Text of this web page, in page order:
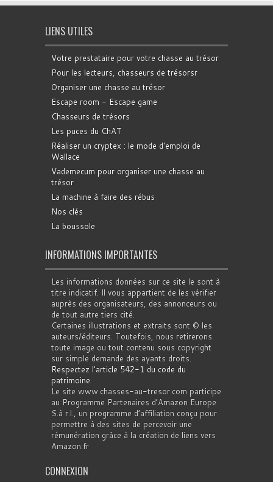
LIENS UTILES
Votre prestataire pour votre chasse au trésor
Pour les lecteurs, chasseurs de trésorsr
Organiser une chasse au trésor
Escape room - Escape game
Chasseurs de trésors
Les puces du ChAT
Réaliser un cryptex : le mode d'emploi de
Wallace
Vademecum pour organiser une chasse au
trésor
La machine à faire des rébus
Nos clés
La boussole
INFORMATIONS IMPORTANTES
Les informations données sur ce site le sont à
titre indicatif. Il vous appartient de les vérifier
auprès des organisateurs, des annonceurs ou
de tout autre tiers cité.
Certaines illustrations et extraits sont © les
auteurs/éditeurs. Toutefois, nous retirerons
toute image ou tout contenu sous copyright
sur simple demande des ayants droits.
Respectez l'article 542-1 du code du
patrimoine
Le site www.chasses-au-tresor.com participe
au Programme Partenaires d’Amazon Europe
S.à r.l., un programme d’affiliation conçu pour
permettre à des sites de percevoir une
rémunération grâce à la création de liens vers
Amazon.fr
CONNEXION